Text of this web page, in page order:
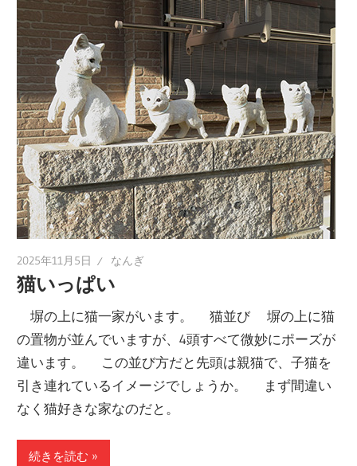
2025年11月5日 なんぎ
猫いっぱい
塀の上に猫一家がいます。 猫並び 塀の上に猫
の置物が並んでいますが、4頭すべて微妙にポーズが
違います。 この並び方だと先頭は親猫で、子猫を
引き連れているイメージでしょうか。 まず間違い
なく猫好きな家なのだと。
続きを読む